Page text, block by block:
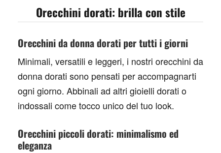
Orecchini dorati: brilla con stile
Orecchini da donna dorati per tutti i giorni
Minimali, versatili e leggeri, i nostri orecchini da
donna dorati sono pensati per accompagnarti
ogni giorno. Abbinali ad altri gioielli dorati o
indossali come tocco unico del tuo look.
Orecchini piccoli dorati: minimalismo ed
eleganza